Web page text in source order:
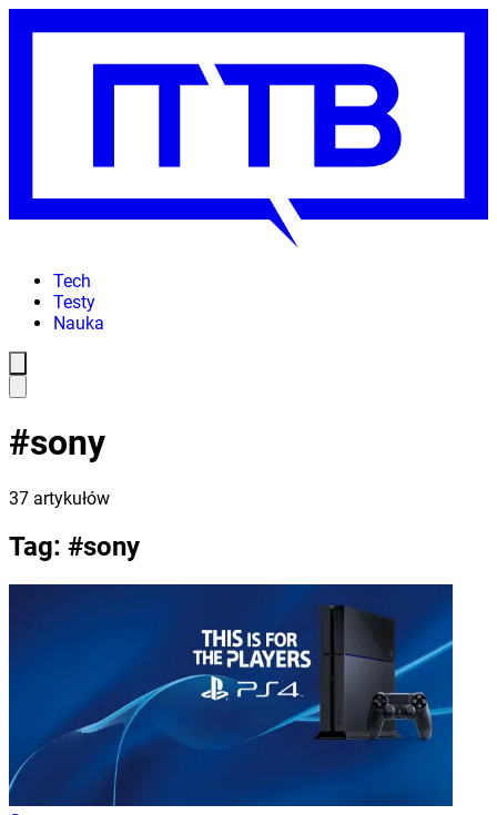
Tech
Testy
Nauka
#sony
37 artykułów
Tag: #sony